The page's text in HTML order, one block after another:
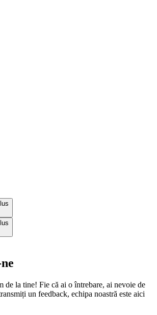
de la tine! Fie că ai o întrebare, ai nevoie de
un feedback, echipa noastră este aici